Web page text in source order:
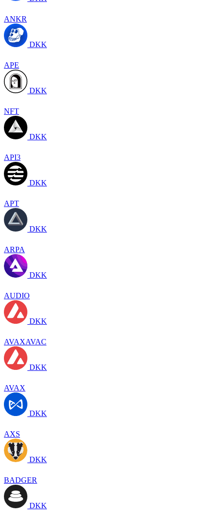
ANKR
DKK
APE
DKK
NFT
DKK
API3
DKK
APT
DKK
ARPA
DKK
AUDIO
DKK
AVAXAVAC
DKK
AVAX
DKK
AXS
DKK
BADGER
DKK